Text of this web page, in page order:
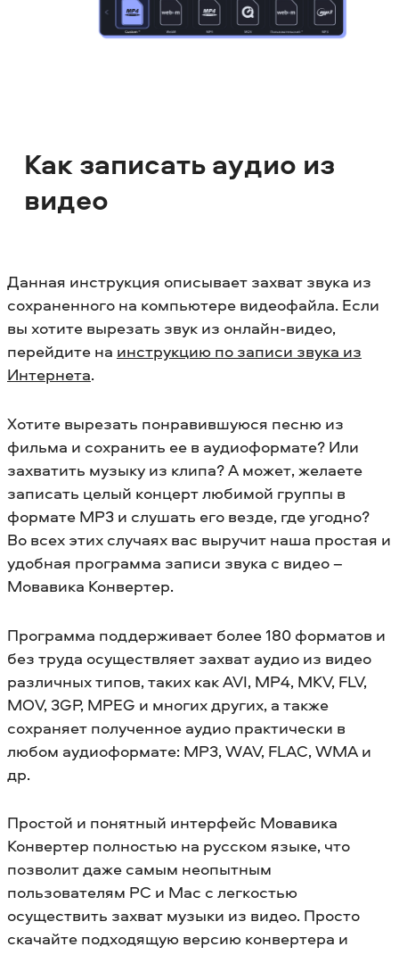
Как записать аудио из
видео
Данная инструкция описывает захват звука из
сохраненного на компьютере видеофайла. Если
вы хотите вырезать звук из онлайн-видео,
перейдите на инструкцию по записи звука из
Интернета.
Хотите вырезать понравившуюся песню из
фильма и сохранить ее в аудиоформате? Или
захватить музыку из клипа? А может, желаете
записать целый концерт любимой группы в
формате MP3 и слушать его везде, где угодно?
Во всех этих случаях вас выручит наша простая и
удобная программа записи звука с видео –
Мовавика Конвертер.
Программа поддерживает более 180 форматов и
без труда осуществляет захват аудио из видео
различных типов, таких как AVI, MP4, MKV, FLV,
MOV, 3GP, MPEG и многих других, а также
сохраняет полученное аудио практически в
любом аудиоформате: MP3, WAV, FLAC, WMA и
др.
Простой и понятный интерфейс Мовавика
Конвертер полностью на русском языке, что
позволит даже самым неопытным
пользователям PC и Mac с легкостью
осуществить захват музыки из видео. Просто
скачайте подходящую версию конвертера и